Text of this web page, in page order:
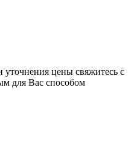
уточнения цены свяжитесь с
для Вас способом